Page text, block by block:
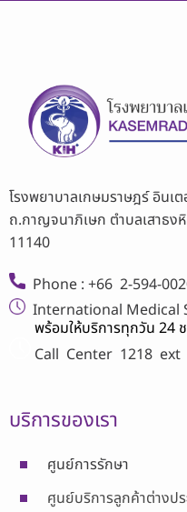
โรงพยาบาลเกษมราษฎร์ อินเ
ถ.กาญจนาภิเษก ตำบลเสาธ
11140
Phone : +66 2-594-
International Medical
พร้อมให้บริการทุกวัน 24
Call Center 1218 ext
บริการของเรา
ศูนย์การรักษา
ศูนย์บริการลูกค้าต่างปร